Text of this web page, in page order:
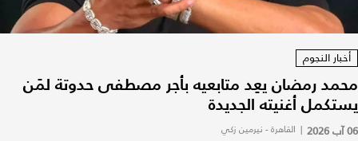
أخبار النجوم
محمد رمضان يعِد متابعيه بأجر مصطفى حدوتة لمَن
يستكمل أغنيته الجديدة
06 آب 2026 | القاهرة - نيرمين زكي